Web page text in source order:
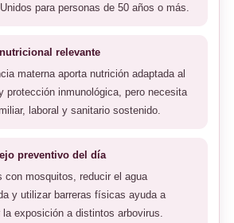
para personas de 50 años o más.
relevante
materna aporta nutrición adaptada al
protección inmunológica, pero necesita
laboral y sanitario sostenido.
preventivo del día
con mosquitos, reducir el agua
y utilizar barreras físicas ayuda a
exposición a distintos arbovirus.